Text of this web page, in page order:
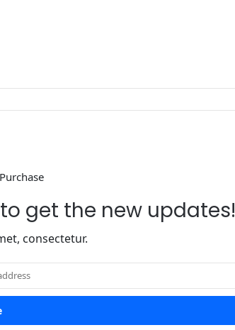
get the new updates!
consectetur.